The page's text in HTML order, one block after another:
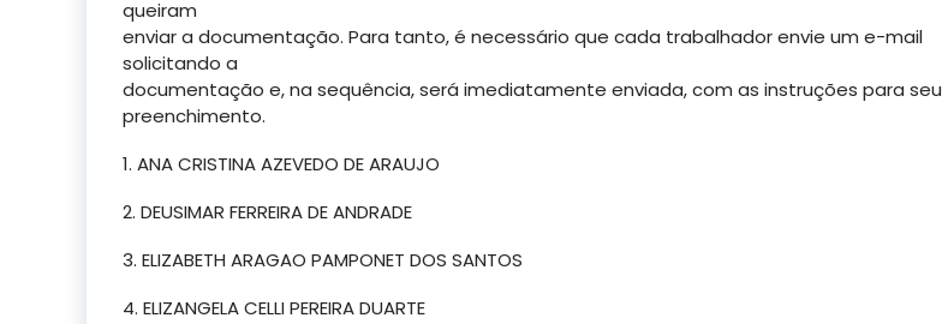
queiram
enviar a documentação. Para tanto, é necessário que cada trabalhador envie um e-mail
solicitando a
documentação e, na sequência, será imediatamente enviada, com as instruções para seu
preenchimento.
1. ANA CRISTINA AZEVEDO DE ARAUJO
2. DEUSIMAR FERREIRA DE ANDRADE
3. ELIZABETH ARAGAO PAMPONET DOS SANTOS
4. ELIZANGELA CELLI PEREIRA DUARTE